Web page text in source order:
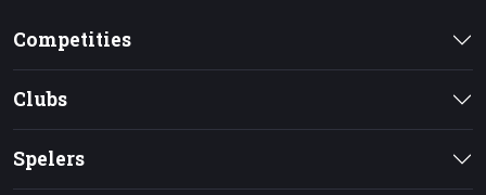
Competities
Clubs
Spelers